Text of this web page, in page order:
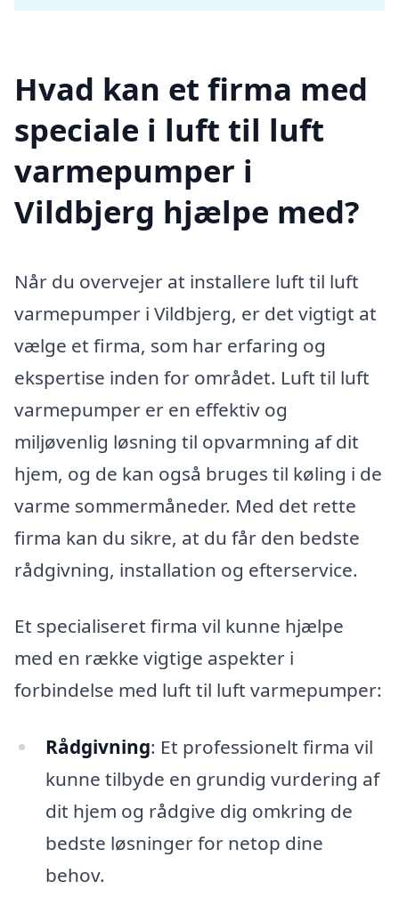
Hvad kan et firma med
speciale i luft til luft
varmepumper i
Vildbjerg hjælpe med?
Når du overvejer at installere luft til luft
varmepumper i Vildbjerg, er det vigtigt at
vælge et firma, som har erfaring og
ekspertise inden for området. Luft til luft
varmepumper er en effektiv og
miljøvenlig løsning til opvarmning af dit
hjem, og de kan også bruges til køling i de
varme sommermåneder. Med det rette
firma kan du sikre, at du får den bedste
rådgivning, installation og efterservice.
Et specialiseret firma vil kunne hjælpe
med en række vigtige aspekter i
forbindelse med luft til luft varmepumper:
Rådgivning: Et professionelt firma vil
kunne tilbyde en grundig vurdering af
dit hjem og rådgive dig omkring de
bedste løsninger for netop dine
behov.